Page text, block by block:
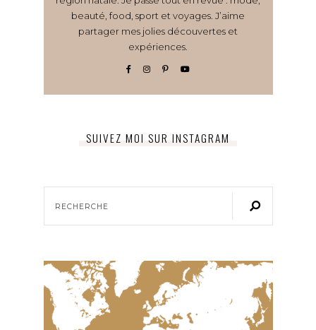
beauté, food, sport et voyages. J’aime
partager mes jolies découvertes et
expériences.
SUIVEZ MOI SUR INSTAGRAM